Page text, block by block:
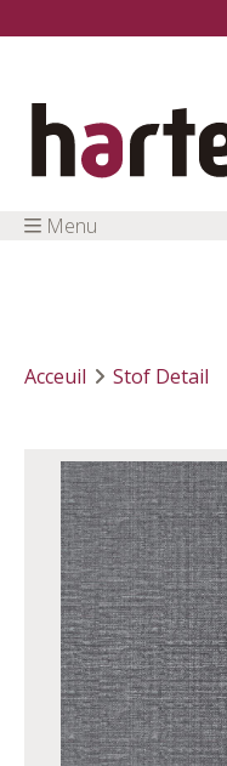
Menu
Acceuil Stof Detail